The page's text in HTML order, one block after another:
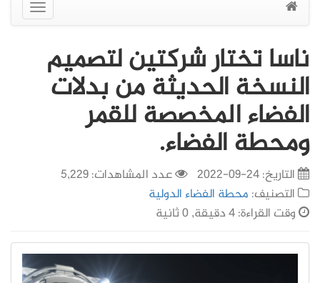
عرض
القائمة
ناسا تختار شركتين لتصميم
النسخة الحديثة من بدلات
الفضاء المخصصة للقمر
ومحطة الفضاء.
التاريخ:24-09-2022
عدد المشاهدات: 5,229
التصنيف: محطة الفضاء الدولية
وقت القراءة: 4 دقيقة, 0 ثانية